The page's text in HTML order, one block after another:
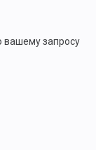
вашему запросу